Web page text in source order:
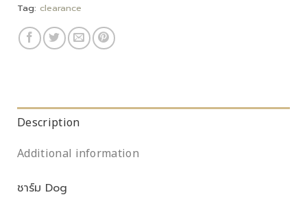
Tag: clearance
Description
Additional information
ชาร์ม Dog